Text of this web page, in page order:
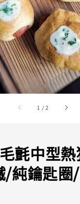
1 /2
氈中型
/純鑰匙圈